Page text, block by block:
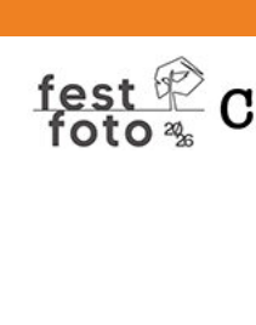
conteúdo